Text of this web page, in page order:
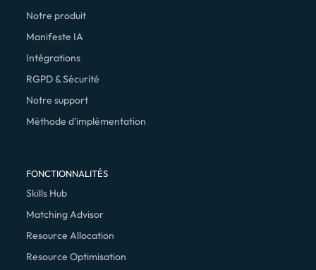
Notre produit
Manifeste IA
Intégrations
RGPD & Sécurité
Notre support
Méthode d’implémentation
FONCTIONNALITÉS
Skills Hub
Matching Advisor
Resource Allocation
Resource Optimisation